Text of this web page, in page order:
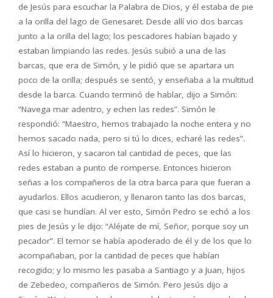
de Jesús para escuchar la Palabra de Dios, y él estaba de pie
a la orilla del lago de Genesaret. Desde allí vio dos barcas
junto a la orilla del lago; los pescadores habían bajado y
estaban limpiando las redes. Jesús subió a una de las
barcas, que era de Simón, y le pidió que se apartara un
poco de la orilla; después se sentó, y enseñaba a la multitud
desde la barca. Cuando terminó de hablar, dijo a Simón:
“Navega mar adentro, y echen las redes”. Simón le
respondió: “Maestro, hemos trabajado la noche entera y no
hemos sacado nada, pero si tú lo dices, echaré las redes”.
Así lo hicieron, y sacaron tal cantidad de peces, que las
redes estaban a punto de romperse. Entonces hicieron
señas a los compañeros de la otra barca para que fueran a
ayudarlos. Ellos acudieron, y llenaron tanto las dos barcas,
que casi se hundían. Al ver esto, Simón Pedro se echó a los
pies de Jesús y le dijo: “Aléjate de mí, Señor, porque soy un
pecador”. El temor se había apoderado de él y de los que lo
acompañaban, por la cantidad de peces que habían
recogido; y lo mismo les pasaba a Santiago y a Juan, hijos
de Zebedeo, compañeros de Simón. Pero Jesús dijo a